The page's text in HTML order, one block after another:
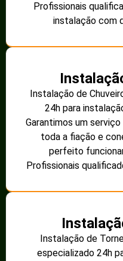
Profissionais
instalação com
Instalação de
24h para
Garantimos um
toda a fiação e
perfeito
Profissionais
Instalação de
especializado 24h